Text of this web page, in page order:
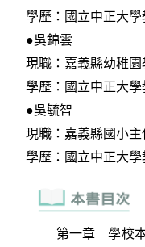
第一章 學校